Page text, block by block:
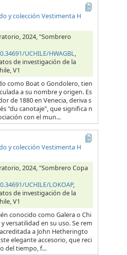
y colección Vestimenta H
2024, "Sombrero
UCHILE/HWAGBL,
de investigación de la
V1
como Boat o Gondolero, tien
a su nombre y origen. Es
de 1880 en Venecia, deriva s
"du canotaje", que significa n
con el mun...
y colección Vestimenta H
2024, "Sombrero Copa
UCHILE/LOKOAP,
de investigación de la
V1
conocido como Galera o Chi
versatilidad en su uso. Se rem
a John Hetheringto
elegante accesorio, que reci
del tiempo, f...